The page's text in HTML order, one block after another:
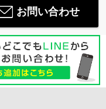
お問い合わせ